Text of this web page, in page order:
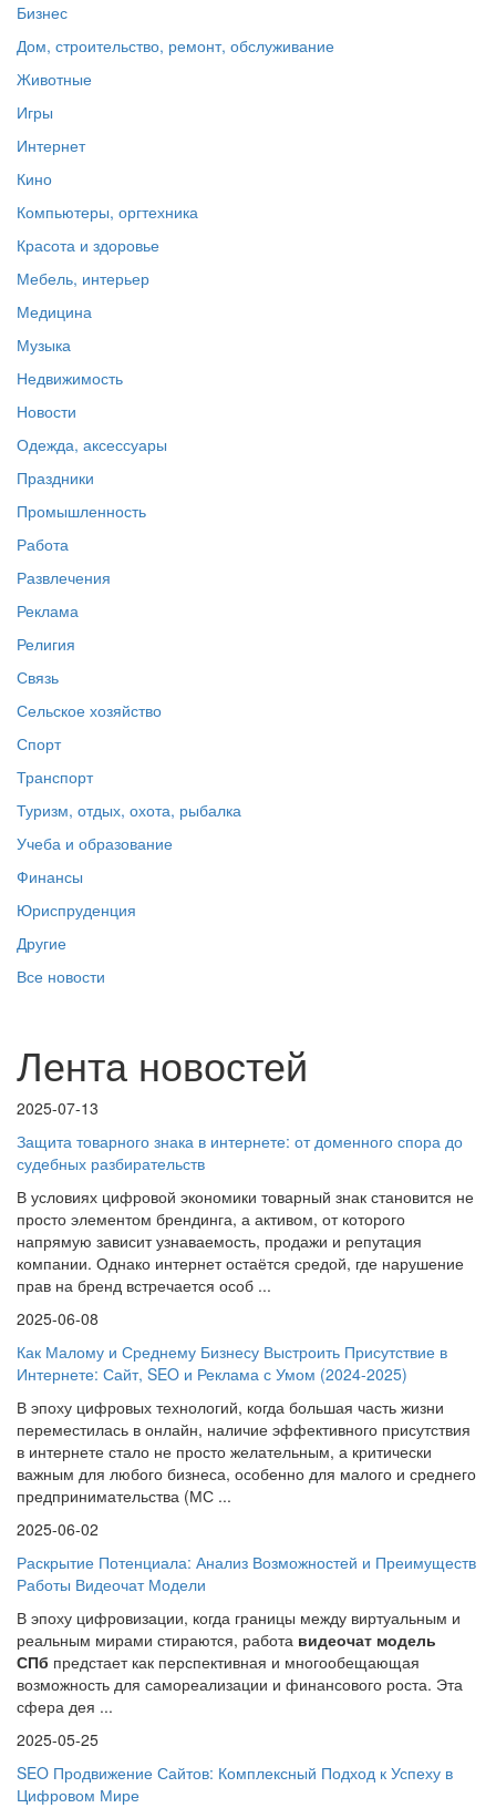
Бизнес
Дом, строительство, ремонт, обслуживание
Животные
Игры
Интернет
Кино
Компьютеры, оргтехника
Красота и здоровье
Мебель, интерьер
Медицина
Музыка
Недвижимость
Новости
Одежда, аксессуары
Праздники
Промышленность
Работа
Развлечения
Реклама
Религия
Связь
Сельское хозяйство
Спорт
Транспорт
Туризм, отдых, охота, рыбалка
Учеба и образование
Финансы
Юриспруденция
Другие
Все новости
Лента новостей
2025-07-13
Защита товарного знака в интернете: от доменного спора до
судебных разбирательств
В условиях цифровой экономики товарный знак становится не
просто элементом брендинга, а активом, от которого
напрямую зависит узнаваемость, продажи и репутация
компании. Однако интернет остаётся средой, где нарушение
прав на бренд встречается особ ...
2025-06-08
Как Малому и Среднему Бизнесу Выстроить Присутствие в
Интернете: Сайт, SEO и Реклама с Умом (2024-2025)
В эпоху цифровых технологий, когда большая часть жизни
переместилась в онлайн, наличие эффективного присутствия
в интернете стало не просто желательным, а критически
важным для любого бизнеса, особенно для малого и среднего
предпринимательства (МС ...
2025-06-02
Раскрытие Потенциала: Анализ Возможностей и Преимуществ
Работы Видеочат Модели
В эпоху цифровизации, когда границы между виртуальным и
реальным мирами стираются, работа видеочат модель
СПб предстает как перспективная и многообещающая
возможность для самореализации и финансового роста. Эта
сфера дея ...
2025-05-25
SEO Продвижение Сайтов: Комплексный Подход к Успеху в
Цифровом Мире